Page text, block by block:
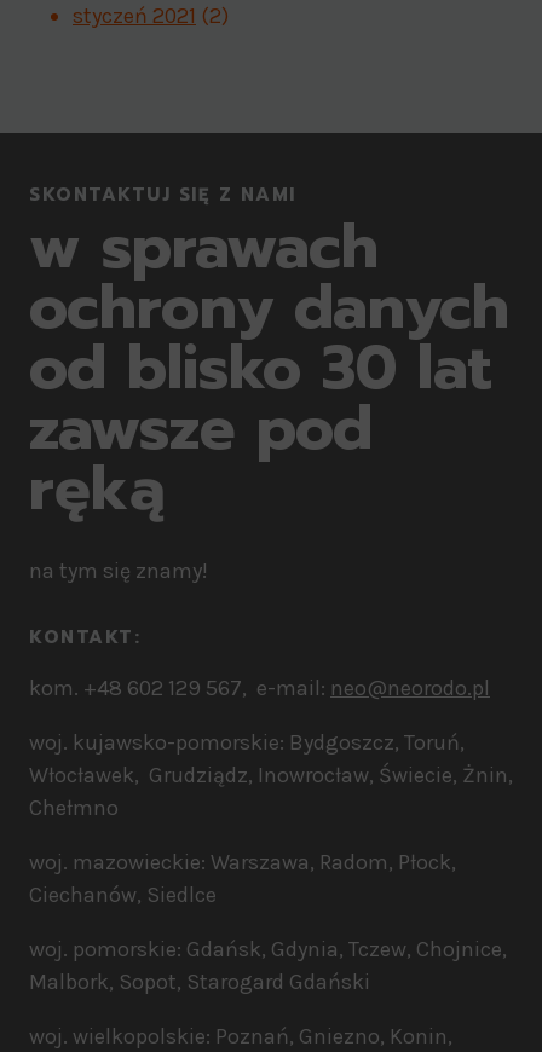
styczeń 2021 (2)
SKONTAKTUJ SIĘ Z NAMI
w sprawach
ochrony danych
od blisko 30 lat
zawsze pod
ręką
na tym się znamy!
KONTAKT:​
kom. +48 602 129 567, e-mail: neo@neorodo.pl
woj. kujawsko-pomorskie: Bydgoszcz, Toruń,
Włocławek, Grudziądz, Inowrocław, Świecie, Żnin,
Chełmno
woj. mazowieckie: Warszawa, Radom, Płock,
Ciechanów, Siedlce
woj. pomorskie: Gdańsk, Gdynia, Tczew, Chojnice,
Malbork, Sopot, Starogard Gdański
woj. wielkopolskie: Poznań, Gniezno, Konin,